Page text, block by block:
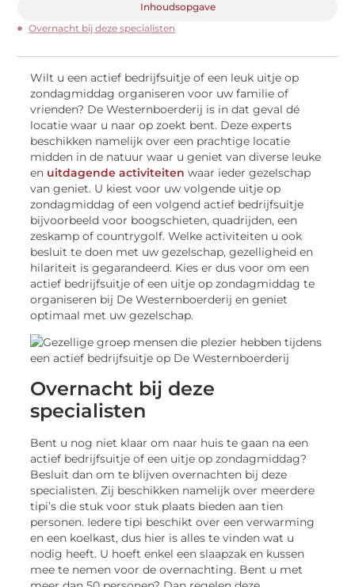
Inhoudsopgave
Overnacht bij deze specialisten
Wilt u een actief bedrijfsuitje of een leuk uitje op
zondagmiddag organiseren voor uw familie of
vrienden? De Westernboerderij is in dat geval dé
locatie waar u naar op zoekt bent. Deze experts
beschikken namelijk over een prachtige locatie
midden in de natuur waar u geniet van diverse leuke
en uitdagende activiteiten waar ieder gezelschap
van geniet. U kiest voor uw volgende uitje op
zondagmiddag of een volgend actief bedrijfsuitje
bijvoorbeeld voor boogschieten, quadrijden, een
zeskamp of countrygolf. Welke activiteiten u ook
besluit te doen met uw gezelschap, gezelligheid en
hilariteit is gegarandeerd. Kies er dus voor om een
actief bedrijfsuitje of een uitje op zondagmiddag te
organiseren bij De Westernboerderij en geniet
optimaal met uw gezelschap.
Overnacht bij deze
specialisten
Bent u nog niet klaar om naar huis te gaan na een
actief bedrijfsuitje of een uitje op zondagmiddag?
Besluit dan om te blijven overnachten bij deze
specialisten. Zij beschikken namelijk over meerdere
tipi’s die stuk voor stuk plaats bieden aan tien
personen. Iedere tipi beschikt over een verwarming
en een koelkast, dus hier is alles te vinden wat u
nodig heeft. U hoeft enkel een slaapzak en kussen
mee te nemen voor de overnachting. Bent u met